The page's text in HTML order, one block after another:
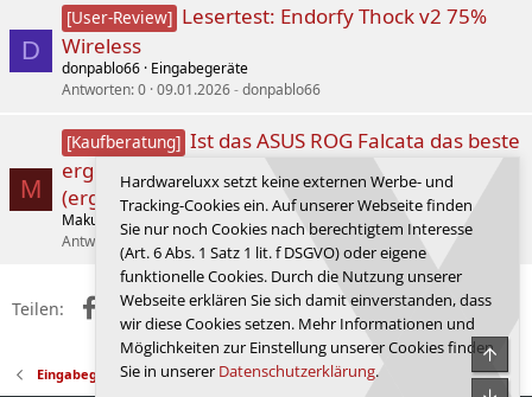
D
[User-Review] Lesertest: Endorfy Thock v2 75%
Wireless
donpablo66 Eingabegeräte
Antworten 0 09.01.2026 donpablo66
M
[Kaufberatung] Ist das ASUS ROG Falcata das beste
ergonomische Split Keyboard mit DE-Layout
(ergonomische Tastatur)?
Maku
Eingabegeräte
Antworten 7 04.03.2026 Maku
Teilen: FacebookX (Twitter)
RedditWhatsApp
E-MailLink
Eingabegeräte
Hardwareluxx setzt keine externen Werbe- und
Tracking-Cookies ein. Auf unserer Webseite finden
Sie nur noch Cookies nach berechtigtem Interesse
(Art. 6 Abs. 1 Satz 1 lit. f DSGVO) oder eigene
funktionelle Cookies. Durch die Nutzung unserer
Webseite erklären Sie sich damit einverstanden, dass
wir diese Cookies setzen. Mehr Informationen und
Möglichkeiten zur Einstellung unserer Cookies finden
Sie in unserer Datenschutzerklärung.